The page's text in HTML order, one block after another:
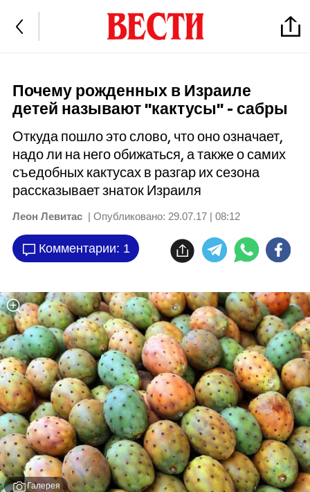
Почему рожденных в Израиле
детей называют "кактусы" - сабры
Откуда пошло это слово, что оно означает,
надо ли на него обижаться, а также о самих
съедобных кактусах в разгар их сезона
рассказывает знаток Израиля
Леон Левитас | Опубликовано: 29.07.17 | 08:12
Комментарии: 1
Галерея